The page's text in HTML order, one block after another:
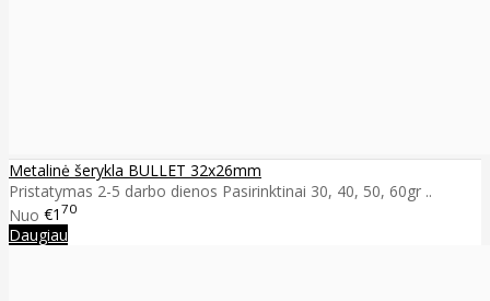
Metalinė šerykla BULLET 32x26mm
Pristatymas 2-5 darbo dienos Pasirinktinai 30, 40, 50, 60gr ..
Nuo €1 70
Daugiau